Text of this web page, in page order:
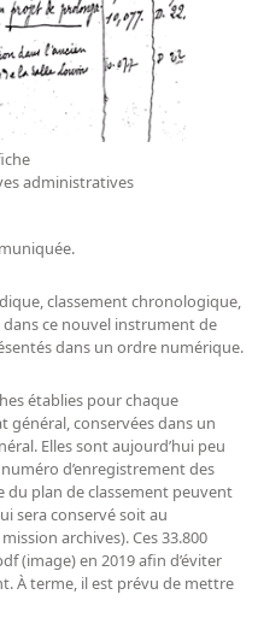
administratives
classement chronologique,
ce nouvel instrument de
dans un ordre numérique.
établies pour chaque
général, conservées dans un
Elles sont aujourd’hui peu
d’enregistrement des
plan de classement peuvent
sera conservé soit au
archives). Ces 33.800
(image) en 2019 afin d’éviter
À terme, il est prévu de mettre